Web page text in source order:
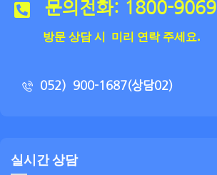
문의전화: 1800-9069
방문 상담 시 미리 연락 주세요.
052）900-1687(상담02)
실시간 상담